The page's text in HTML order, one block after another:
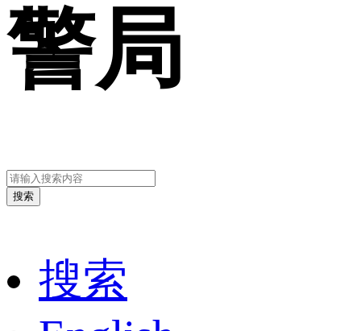
警局
搜索
搜索